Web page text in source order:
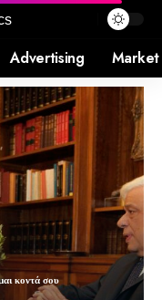
Advertising Market
κοντά σου